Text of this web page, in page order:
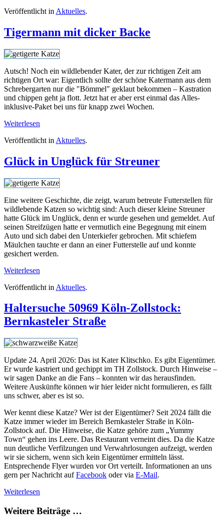
Veröffentlicht in Aktuelles.
Tigermann mit dicker Backe
Autsch! Noch ein wildlebender Kater, der zur richtigen Zeit am
richtigen Ort war: Eigentlich sollte der schöne Katermann aus dem
Schrebergarten nur die "Bömmel" geklaut bekommen – Kastration
und chippen geht ja flott. Jetzt hat er aber erst einmal das Alles-
inklusive-Paket bei uns für knapp zwei Wochen.
Weiterlesen
Veröffentlicht in Aktuelles.
Glück in Unglück für Streuner
Eine weitere Geschichte, die zeigt, warum betreute Futterstellen für
wildlebende Katzen so wichtig sind: Auch dieser kleine Streuner
hatte Glück im Unglück, denn er wurde gesehen und gemeldet. Auf
seinen Streifzügen hatte er vermutlich eine Begegnung mit einem
Auto und sich dabei den Unterkiefer gebrochen. Mit schiefem
Mäulchen tauchte er dann an einer Futterstelle auf und konnte
gesichert werden.
Weiterlesen
Veröffentlicht in Aktuelles.
Haltersuche 50969 Köln-Zollstock:
Bernkasteler Straße
Update 24. April 2026: Das ist Kater Klitschko. Es gibt Eigentümer.
Er wurde kastriert und gechippt im TH Zollstock. Durch Hinweise –
wir sagen Danke an die Fans – konnten wir das herausfinden.
Weitere Auskünfte können wir hier leider nicht formulieren, es fällt
uns schwer, aber es ist so.
Wer kennt diese Katze? Wer ist der Eigentümer? Seit 2024 fällt die
Katze immer wieder im Bereich Bernkasteler Straße in Köln-
Zollstock auf. Die Hinweise, die Katze gehöre zum „Yummy
Town“ gehen ins Leere. Das Restaurant verneint dies. Da die Katze
nun deutliche Verfilzungen und Verwahrlosungen aufzeigt, werden
wir sie sichern, wenn sich kein Eigentümer ermitteln lässt.
Entsprechende Flyer wurden vor Ort verteilt. Informationen an uns
gern per Nachricht aufFacebook oder via E-Mail.
Weiterlesen
Weitere Beiträge …